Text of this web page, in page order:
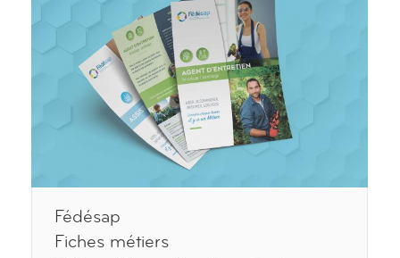
Fédésap
Fiches métiers